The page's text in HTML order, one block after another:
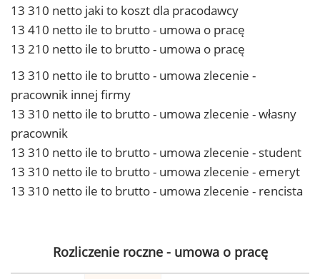
13 310 netto jaki to koszt dla pracodawcy
13 410 netto ile to brutto - umowa o pracę
13 210 netto ile to brutto - umowa o pracę
13 310 netto ile to brutto - umowa zlecenie -
pracownik innej firmy
13 310 netto ile to brutto - umowa zlecenie - własny
pracownik
13 310 netto ile to brutto - umowa zlecenie - student
13 310 netto ile to brutto - umowa zlecenie - emeryt
13 310 netto ile to brutto - umowa zlecenie - rencista
Rozliczenie roczne - umowa o pracę